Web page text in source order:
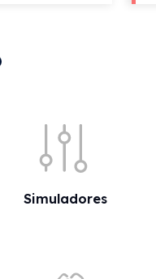
Simuladores